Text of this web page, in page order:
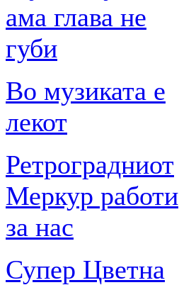
ама глава не
губи
Во музиката е
лекот
Ретроградниот
Меркур работи
за нас
Супер Цветна